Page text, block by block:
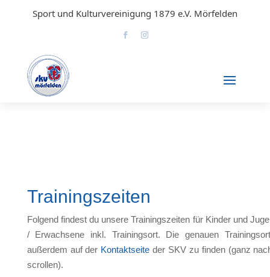
Sport und Kulturvereinigung 1879 e.V. Mörfelden
Trainingszeiten
Folgend findest du unsere Trainingszeiten für Kinder und
/ Erwachsene inkl. Trainingsort. Die genauen
außerdem auf der Kontaktseite der SKV zu finden (ganz
scrollen).